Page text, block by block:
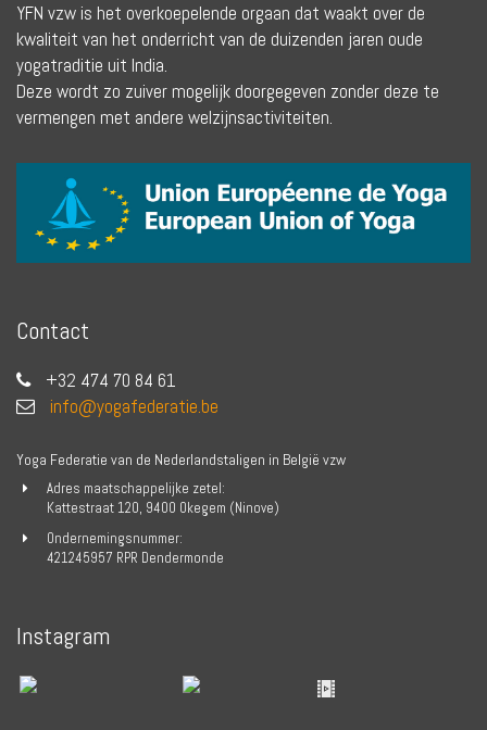
YFN vzw is het overkoepelende orgaan dat waakt over de
kwaliteit van het onderricht van de duizenden jaren oude
yogatraditie uit India.
Deze wordt zo zuiver mogelijk doorgegeven zonder deze te
vermengen met andere welzijnsactiviteiten.
Contact
+32 474 70 84 61
info@yogafederatie.be
Yoga Federatie van de Nederlandstaligen in België vzw
Adres maatschappelijke zetel:
Kattestraat 120, 9400 Okegem (Ninove)
Ondernemingsnummer:
421245957 RPR Dendermonde
Instagram